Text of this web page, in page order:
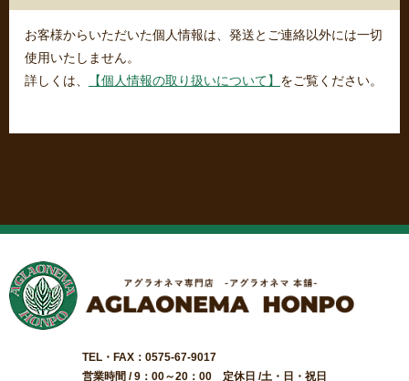
お客様からいただいた個人情報は、発送とご連絡以外には一切
使用いたしません。
詳しくは、
【個人情報の取り扱いについて】 をご覧ください。
TEL・FAX：0575-67-9017
営業時間 / 9：00～20：00 定休日 /土・日・祝日